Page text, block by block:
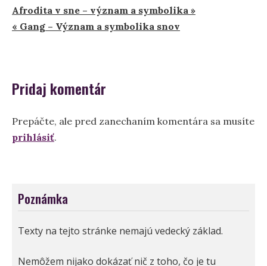
Navigácia
v
Afrodita v sne – význam a symbolika »
« Gang – Význam a symbolika snov
Pridaj komentár
Prepáčte, ale pred zanechaním komentára sa musíte
prihlásiť.
Poznámka
Texty na tejto stránke nemajú vedecký základ.
Nemôžem nijako dokázať nič z toho, čo je tu